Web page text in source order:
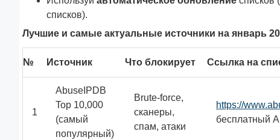
списков).
Лучшие и самые актуальные источники на январь
№ Источник Что блокирует Ссылка на
1
AbuseIPDB
Top 10,000
(самый
популярный)
Brute-force,
сканеры,
спам, атаки
https://
бесплатный